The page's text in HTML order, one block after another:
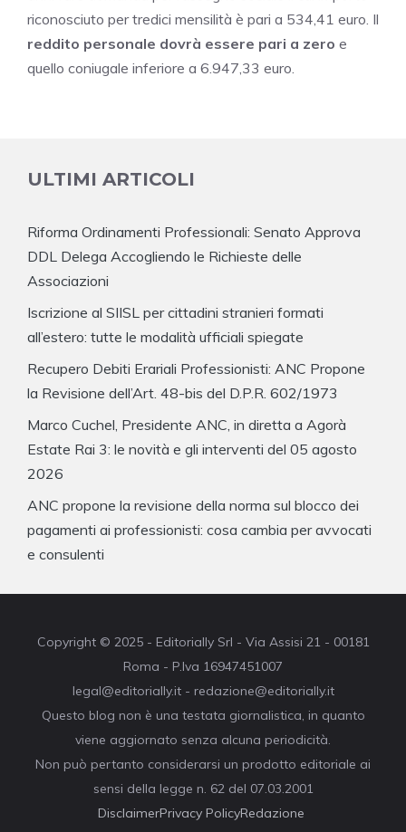
riconosciuto per tredici mensilità è pari a 534,41 euro. Il
reddito personale dovrà essere pari a zero e
quello coniugale inferiore a 6.947,33 euro.
ULTIMI ARTICOLI
Riforma Ordinamenti Professionali: Senato Approva
DDL Delega Accogliendo le Richieste delle
Associazioni
Iscrizione al SIISL per cittadini stranieri formati
all’estero: tutte le modalità ufficiali spiegate
Recupero Debiti Erariali Professionisti: ANC Propone
la Revisione dell’Art. 48-bis del D.P.R. 602/1973
Marco Cuchel, Presidente ANC, in diretta a Agorà
Estate Rai 3: le novità e gli interventi del 05 agosto
2026
ANC propone la revisione della norma sul blocco dei
pagamenti ai professionisti: cosa cambia per avvocati
e consulenti
Copyright © 2025 - Editorially Srl - Via Assisi 21 - 00181
Roma - P.Iva 16947451007
legal@editorially.it - redazione@editorially.it
Questo blog non è una testata giornalistica, in quanto
viene aggiornato senza alcuna periodicità.
Non può pertanto considerarsi un prodotto editoriale ai
sensi della legge n. 62 del 07.03.2001
DisclaimerPrivacy PolicyRedazione